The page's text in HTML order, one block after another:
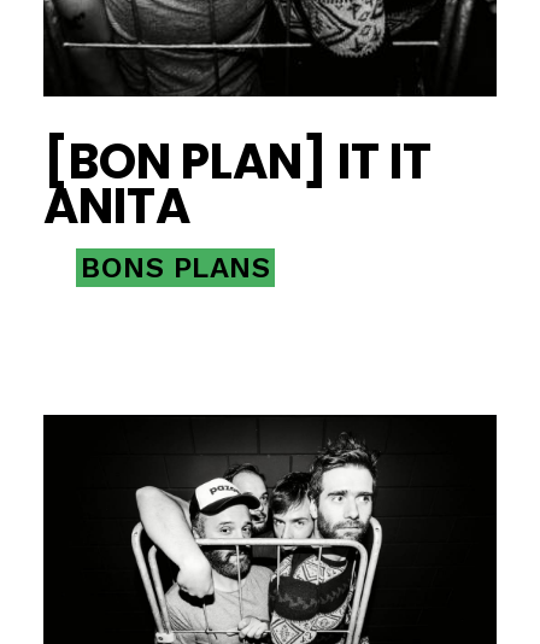
[BON PLAN] IT IT
ANITA
BONS PLANS